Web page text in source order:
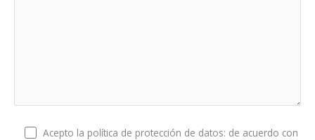
Acepto la política de protección de datos: de acuerdo con